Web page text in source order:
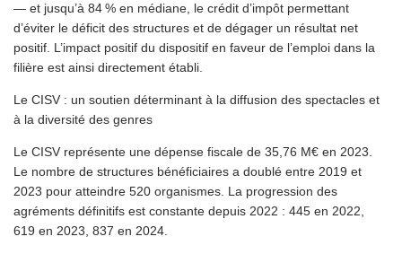
— et jusqu’à 84 % en médiane, le crédit d’impôt permettant
d’éviter le déficit des structures et de dégager un résultat net
positif. L’impact positif du dispositif en faveur de l’emploi dans la
filière est ainsi directement établi.
Le CISV : un soutien déterminant à la diffusion des spectacles et
à la diversité des genres
Le CISV représente une dépense fiscale de 35,76 M€ en 2023.
Le nombre de structures bénéficiaires a doublé entre 2019 et
2023 pour atteindre 520 organismes. La progression des
agréments définitifs est constante depuis 2022 : 445 en 2022,
619 en 2023, 837 en 2024.